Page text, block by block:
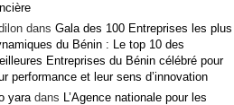
dans Gala des 100 Entreprises les plus
du Bénin : Le top 10 des
Entreprises du Bénin célébré pour
performance et leur sens d’innovation
yaradans L’Agence nationale pour les